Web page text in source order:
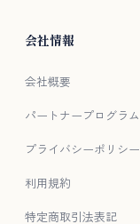
会社情報
会社概要
パートナープログラム
プライバシーポリシー
利用規約
特定商取引法表記